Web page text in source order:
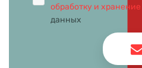
обработку и хранение
данных